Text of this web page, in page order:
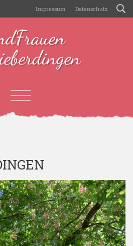
Impressum Datenschutz